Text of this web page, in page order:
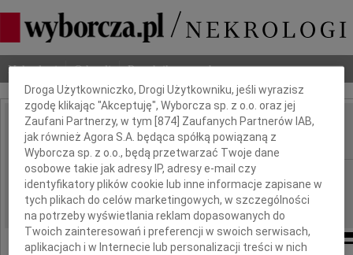
Nekrologi Odeszli Poradnik pogrzebowy
IMIĘ I NAZWISKO: Michał Pawłowski
REGION: Katowice
DATA EMISJI: 26.01.2010
Dbamy o Twoją prywatność
Droga Użytkowniczko, Drogi Użytkowniku, jeśli wyrazisz
zgodę klikając "Akceptuję", Wyborcza sp. z o.o. oraz jej
Zaufani Partnerzy, w tym [874 ] Zaufanych Partnerów IAB,
jak również Agora S.A. będąca spółką powiązaną z
Wyborcza sp. z o.o., będą przetwarzać Twoje dane
osobowe takie jak adresy IP, adresy e-mail czy
identyfikatory plików cookie lub inne informacje zapisane w
tych plikach do celów marketingowych, w szczególności
na potrzeby wyświetlania reklam dopasowanych do
Twoich zainteresowań i preferencji w swoich serwisach,
aplikacjach i w Internecie lub personalizacji treści w nich